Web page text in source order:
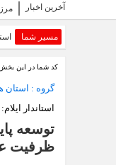
آخرین اخبار مرز چیلات از ۲۸ صفر برای تردد زائران
مسیر شما
کد شما در این بخش
گروه : استان
استاندار ایلام:
توسعه
ظرفیت